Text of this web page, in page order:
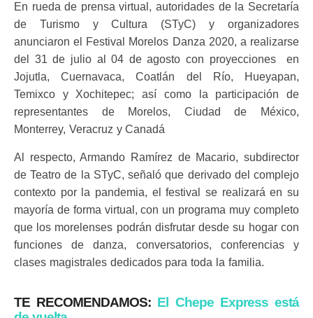
En rueda de prensa virtual, autoridades de la Secretaría
de Turismo y Cultura (STyC) y organizadores
anunciaron el Festival Morelos Danza 2020, a realizarse
del 31 de julio al 04 de agosto con proyecciones en
Jojutla, Cuernavaca, Coatlán del Río, Hueyapan,
Temixco y Xochitepec; así como la participación de
representantes de Morelos, Ciudad de México,
Monterrey, Veracruz y Canadá
Al respecto, Armando Ramírez de Macario, subdirector
de Teatro de la STyC, señaló que derivado del complejo
contexto por la pandemia, el festival se realizará en su
mayoría de forma virtual, con un programa muy completo
que los morelenses podrán disfrutar desde su hogar con
funciones de danza, conversatorios, conferencias y
clases magistrales dedicados para toda la familia.
TE RECOMENDAMOS: El Chepe Express está